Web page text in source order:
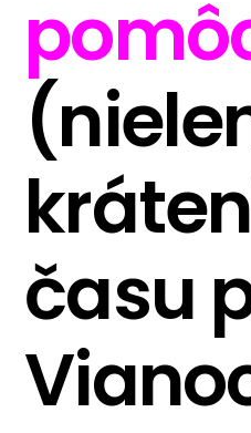
času